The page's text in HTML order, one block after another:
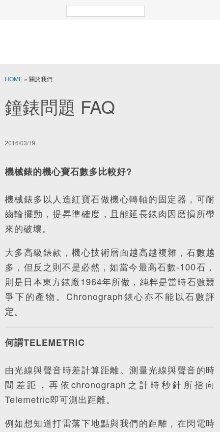
HOME » 關於我們
鐘錶問題 FAQ
2016/03/19
機械錶的機心寶石數多比較好?
機械錶多以人造紅寶石做機心轉軸的固定器，可耐
齒輪擺動，提昇準確度，且能延長錶肉因磨損所帶
來的破壞。
大多高級錶款，機心技術層面越高越複雜，石數越
多，但反之則不是必然，如當今最高石數-100石，
則是日本東方錶廠1964年所做，純粹是當時石數競
爭下的產物。Chronograph錶心亦不能以石數評
定。
何謂TELEMETRIC
由光線與聲音時差計算距離。測量光線與聲音的時
間差距，再依chronograph之計時秒針所指向
Telemetric即可測出距離。
例如想知道打雷落下地點與我們的距離，在閃電時